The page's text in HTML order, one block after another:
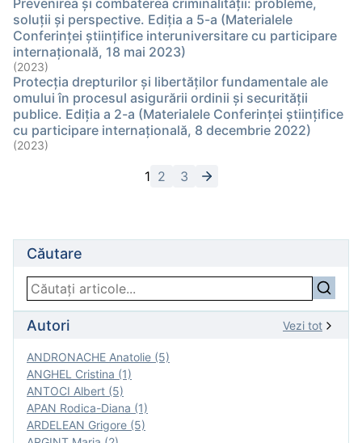
Prevenirea şi combaterea criminalităţii: probleme,
soluţii şi perspective. Ediția a 5-a (Materialele
Conferinţei ştiinţifice interuniversitare cu participare
internațională, 18 mai 2023)
(2023)
Protecţia drepturilor şi libertăţilor fundamentale ale
omului în procesul asigurării ordinii şi securităţii
publice. Ediţia a 2-a (Materialele Conferinţei ştiinţifice
cu participare internaţională, 8 decembrie 2022)
(2023)
1 2 3
Căutare
Autori Vezi tot
ANDRONACHE Anatolie (5)
ANGHEL Cristina (1)
ANTOCI Albert (5)
APAN Rodica-Diana (1)
ARDELEAN Grigore (5)